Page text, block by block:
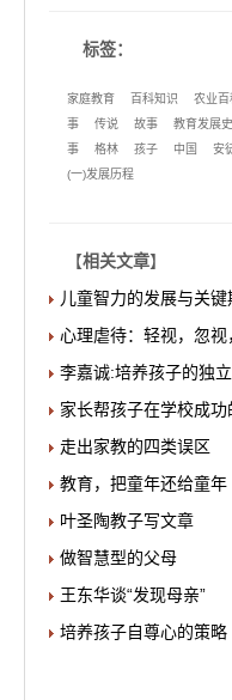
标签：
家庭教育 百科知识 农业百
事
传说 故事 教育发展史
事
格林 孩子 中国 安
(一)发展历程
【相关文章】
儿童智力的发展与关键
心理虐待：轻视，忽视
李嘉诚:培养孩子的独
家长帮孩子在学校成功
走出家教的四类误区
教育，把童年还给童年
叶圣陶教子写文章
做智慧型的父母
王东华谈“发现母亲”
培养孩子自尊心的策略